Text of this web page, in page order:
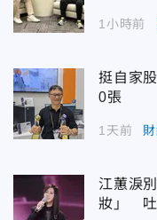
1小時前
挺自家
0張
1天前
江蕙淚
妝」 吐